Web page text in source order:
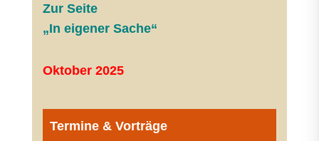
Zur Seite
„In eigener Sache“
Oktober 2025
Termine & Vorträge